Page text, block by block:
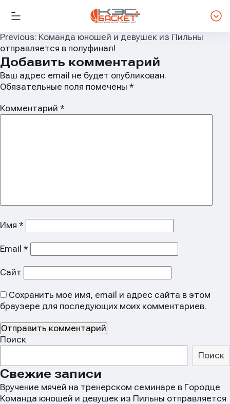
Навигация
по
записям
Previous: Команда юношей и девушек из Пильны
отправляется в полуфинал!
Добавить комментарий
Ваш адрес email не будет опубликован.
Обязательные поля помечены *
Комментарий *
Имя *
Email *
Сайт
Сохранить моё имя, email и адрес сайта в этом
браузере для последующих моих комментариев.
Поиск
Поиск
Свежие записи
Вручение мячей на тренерском семинаре в Городце
Команда юношей и девушек из Пильны отправляется